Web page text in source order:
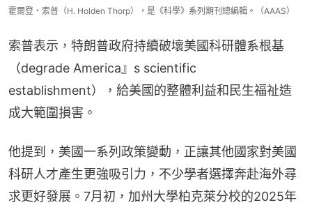
霍爾登・索普（H. Holden Thorp），是《科學》系列期刊總編輯。（AAAS）
索普表示，特朗普政府持續破壞美國科研體系根基
（degrade America』s scientific
establishment），給美國的整體利益和民生福祉造
成大範圍損害。
他提到，美國一系列政策變動，正讓其他國家對美國
科研人才產生更強吸引力，不少學者選擇奔赴海外尋
求更好發展。7月初，加州大學柏克萊分校的2025年